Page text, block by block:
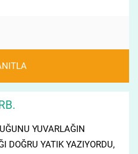
YUVARLAĞIN
DOĞRU YATIK YAZIYORDU,